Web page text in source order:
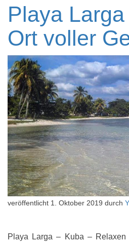
Playa
Ort voller
veröffentlicht 1. Oktober 2019 durch
Playa Larga – Kuba –